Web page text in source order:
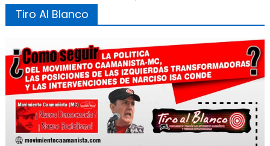
Tiro Al Blanco